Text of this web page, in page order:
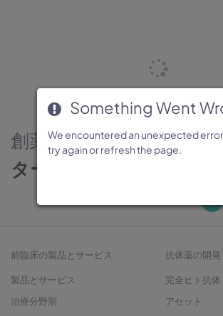
創薬のパートナー
ターゲットから治療法開
前臨床の製品とサービス
製品とサービス
治療分野別
抗体薬の開発
完全ヒト抗体
アセット
Something Went
We encountered an unexpected
try again or refresh the page.
Something Went
We encountered an unexpected
try again or refresh the page.
Something Went
We encountered an unexpected
try again or refresh the page.
Something Went
We encountered an unexpected
try again or refresh the page.
Something Went
We encountered an unexpected
try again or refresh the page.